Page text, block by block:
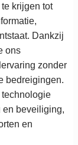
krijgen tot
Dankzij
ons
zonder
bedreigingen.
en beveiliging,
en